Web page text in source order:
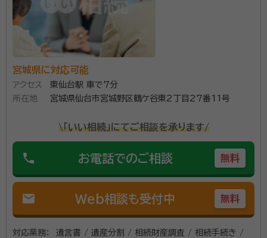
ります。 お客様の不安・悩みを少しでも解消できれば幸
いです。
資格等：行政書士
所属団体：宮城県行政書士会
宮城県に対応可能
アクセス
東仙台駅 車で7分
所在地
宮城県仙台市宮城野区鶴ケ谷東2丁目27番11号
\「いい相続」にてご相談を承ります/
phone お電話でのご相談 無料
mail Web相談も受付中 無料
対応業務：
遺言書 / 遺産分割 / 相続財産調査 / 相続手続き /